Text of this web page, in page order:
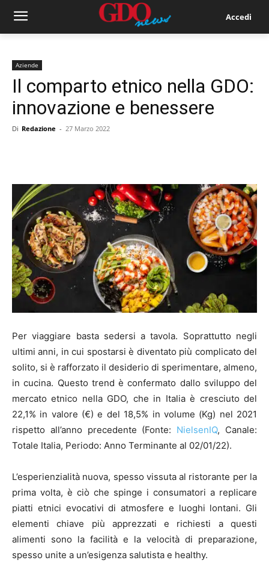
Accedi
Aziende
Il comparto etnico nella GDO:
innovazione e benessere
Di Redazione - 27 Marzo 2022
Per viaggiare basta sedersi a tavola. Soprattutto negli
ultimi anni, in cui spostarsi è diventato più complicato del
solito, si è rafforzato il desiderio di sperimentare, almeno,
in cucina. Questo trend è confermato dallo sviluppo del
mercato etnico nella GDO, che in Italia è cresciuto del
22,1% in valore (€) e del 18,5% in volume (Kg) nel 2021
rispetto all’anno precedente (Fonte: NielsenIQ, Canale:
Totale Italia, Periodo: Anno Terminante al 02/01/22).
L’esperienzialità nuova, spesso vissuta al ristorante per la
prima volta, è ciò che spinge i consumatori a replicare
piatti etnici evocativi di atmosfere e luoghi lontani. Gli
elementi chiave più apprezzati e richiesti a questi
alimenti sono la facilità e la velocità di preparazione,
spesso unite a un’esigenza salutista e healthy.